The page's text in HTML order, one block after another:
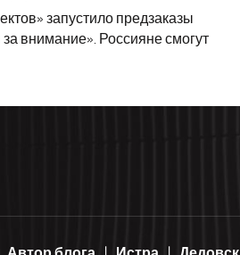
запустило предзаказы
внимание». Россияне смогут